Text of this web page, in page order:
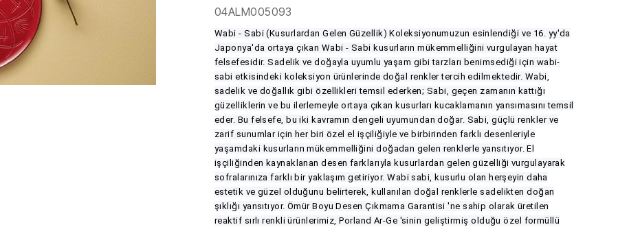
04ALM005093
Wabi - Sabi (Kusurlardan Gelen Güzellik) Koleksiyonumuzun esinlendiği ve 16. yy'da
Japonya'da ortaya çıkan Wabi - Sabi kusurların mükemmelliğini vurgulayan hayat
felsefesidir. Sadelik ve doğayla uyumlu yaşam gibi tarzları benimsediği için wabi-
sabi etkisindeki koleksiyon ürünlerinde doğal renkler tercih edilmektedir. Wabi,
sadelik ve doğallık gibi özellikleri temsil ederken; Sabi, geçen zamanın kattığı
güzelliklerin ve bu ilerlemeyle ortaya çıkan kusurları kucaklamanın yansımasını temsil
eder. Bu felsefe, bu iki kavramın dengeli uyumundan doğar. Sabi, güçlü renkler ve
zarif sunumlar için her biri özel el işçiliğiyle ve birbirinden farklı desenleriyle
yaşamdaki kusurların mükemmelliğini doğadan gelen renklerle yansıtıyor. El
işçiliğinden kaynaklanan desen farklarıyla kusurlardan gelen güzelliği vurgulayarak
sofralarınıza farklı bir yaklaşım getiriyor. Wabi sabi, kusurlu olan herşeyin daha
estetik ve güzel olduğunu belirterek, kullanılan doğal renklerle sadelikten doğan
şıklığı yansıtıyor. Ömür Boyu Desen Çıkmama Garantisi 'ne sahip olarak üretilen
reaktif sırlı renkli ürünlerimiz, Porland Ar-Ge 'sinin geliştirmiş olduğu özel formüllü